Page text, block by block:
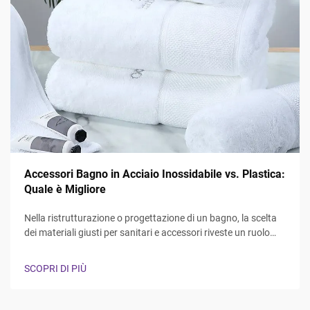
Accessori Bagno in Acciaio Inossidabile vs. Plastica:
Quale è Migliore
Nella ristrutturazione o progettazione di un bagno, la scelta
dei materiali giusti per sanitari e accessori riveste un ruolo
dibattito tra accessori bagno in acciaio inossidabile e in
SCOPRI DI PIÙ